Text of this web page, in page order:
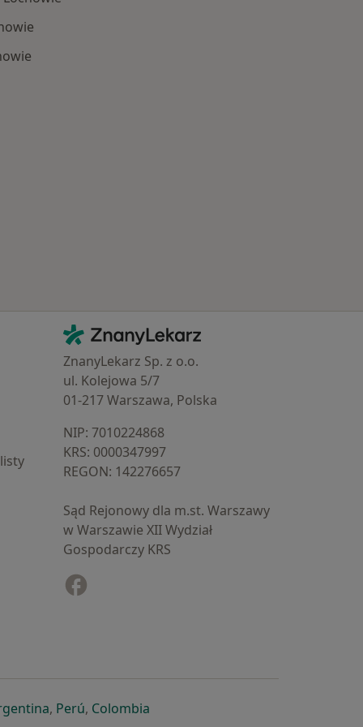
Kontakt
ZnanyLekarz - Strona główna
ZnanyLekarz Sp. z o.o.
ul. Kolejowa 5/7
01-217 Warszawa, Polska
NIP: ⁠7010224868
KRS: ⁠0000347997
REGON: ⁠142276657
Sąd Rejonowy dla m.st. Warszawy
w Warszawie XII Wydział
Gospodarczy KRS
karcie
w nowej karcie
się w nowej karcie
otwiera się w nowej karcie
, Perúotwiera się w nowej karcie
, Colombiaotwiera się w nowej karcie